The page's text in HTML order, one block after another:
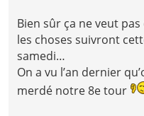
Bien sûr ça ne veut
les choses suivront
samedi…
On a vu l’an dernier
merdé notre 8e tour